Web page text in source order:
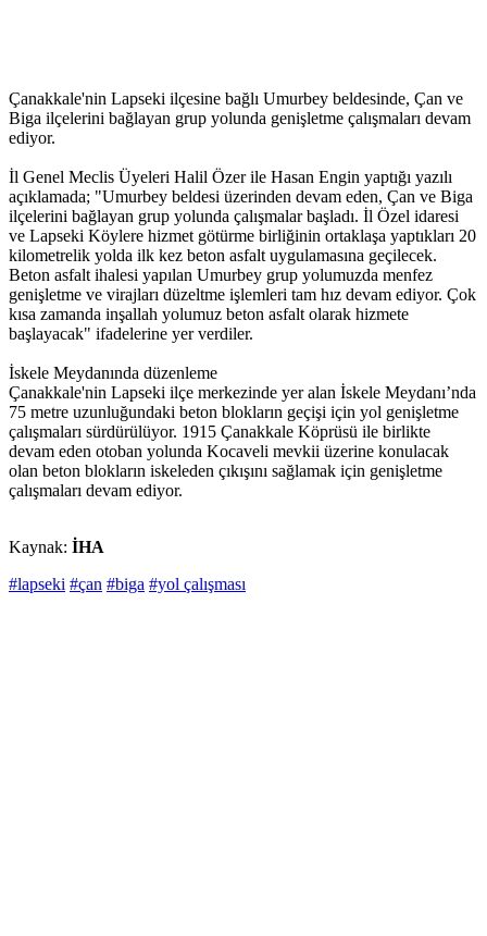
Çanakkale'nin Lapseki ilçesine bağlı Umurbey beldesinde, Çan ve
Biga ilçelerini bağlayan grup yolunda genişletme çalışmaları devam
ediyor.
İl Genel Meclis Üyeleri Halil Özer ile Hasan Engin yaptığı yazılı
açıklamada; "Umurbey beldesi üzerinden devam eden, Çan ve Biga
ilçelerini bağlayan grup yolunda çalışmalar başladı. İl Özel idaresi
ve Lapseki Köylere hizmet götürme birliğinin ortaklaşa yaptıkları 20
kilometrelik yolda ilk kez beton asfalt uygulamasına geçilecek.
Beton asfalt ihalesi yapılan Umurbey grup yolumuzda menfez
genişletme ve virajları düzeltme işlemleri tam hız devam ediyor. Çok
kısa zamanda inşallah yolumuz beton asfalt olarak hizmete
başlayacak" ifadelerine yer verdiler.
İskele Meydanında düzenleme
Çanakkale'nin Lapseki ilçe merkezinde yer alan İskele Meydanı’nda
75 metre uzunluğundaki beton blokların geçişi için yol genişletme
çalışmaları sürdürülüyor. 1915 Çanakkale Köprüsü ile birlikte
devam eden otoban yolunda Kocaveli mevkii üzerine konulacak
olan beton blokların iskeleden çıkışını sağlamak için genişletme
çalışmaları devam ediyor.
Kaynak: İHA
#lapseki #çan #biga #yol çalışması